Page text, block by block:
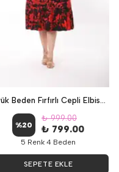
Büyük Beden Fırfırlı Cepli Elbise - Kırmızı Gül
%20
₺ 999.00
₺ 799.00
5 Renk 4 Beden
SEPETE EKLE